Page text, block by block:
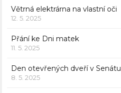
Větrná elektrárna na vlastní oči
12. 5. 2025
Přání ke Dni matek
11. 5. 2025
Den otevřených dveří v Senátu
8. 5. 2025